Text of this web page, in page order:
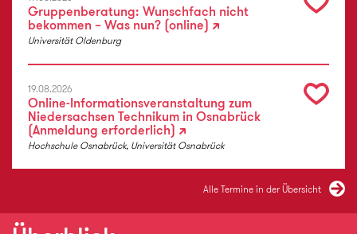
Gruppenberatung: Wunschfach nicht
bekommen – Was nun? (online)
Universität Oldenburg
19.08.2026
Online-Informationsveranstaltung zum
Niedersachsen Technikum in Osnabrück
(Anmeldung erforderlich)
Hochschule Osnabrück, Universität Osnabrück
Alle Termine in der Übersicht